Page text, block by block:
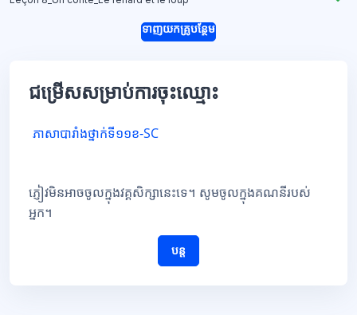
ទាញយកគ្រូបន្ថែម
ជម្រើសសម្រាប់ការចុះឈ្មោះ
ភាសាបារាំងថ្នាក់ទី១១ខ-SC
ភ្ញៀវមិនអាចចូលក្នុងវគ្គសិក្សានេះទេ។ សូមចូលក្នុងគណនីរបស់
អ្នក។
បន្ត